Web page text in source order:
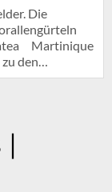
Die
Martinique
zu den…
|